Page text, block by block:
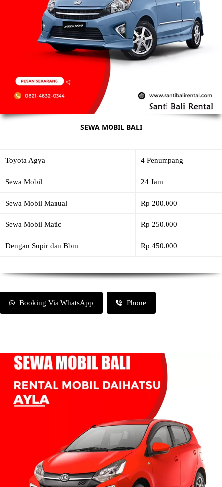
SEWA MOBIL BALI
Toyota Agya 4 Penumpang
Sewa Mobil 24 Jam
Sewa Mobil Manual Rp 200.000
Sewa Mobil Matic Rp 250.000
Dengan Supir dan Bbm Rp 450.000
Booking Via WhatsApp Phone